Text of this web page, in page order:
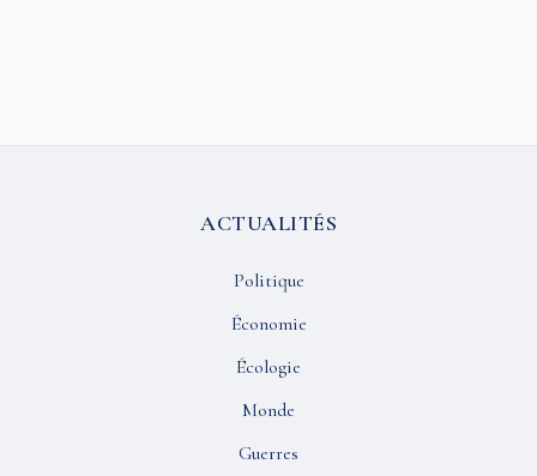
ACTUALITÉS
Politique
Économie
Écologie
Monde
Guerres